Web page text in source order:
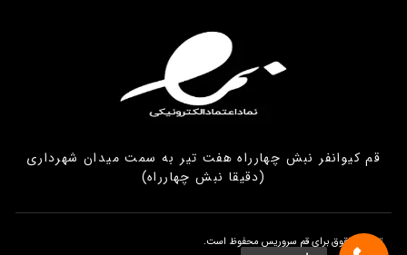
قم کیوانفر نبش چهارراه هفت تیر به سمت میدان شهرداری
(دقیقا نبش چهارراه)
تمامی حقوق برای قم سروریس محفوظ است.